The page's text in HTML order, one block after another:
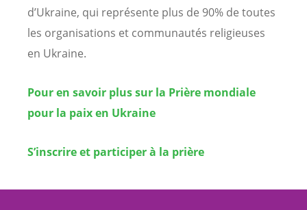
d’Ukraine, qui représente plus de 90% de toutes
les organisations et communautés religieuses
en Ukraine.
Pour en savoir plus sur la Prière mondiale
pour la paix en Ukraine
S’inscrire et participer à la prière